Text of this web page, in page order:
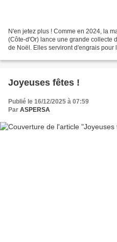
N'en jetez plus ! Comme en 2024, la
(Côte-d'Or) lance une grande collecte
de Noël. Elles serviront d'engrais pour
Joyeuses fêtes !
Publié le 16/12/2025 à 07:59
Par ASPERSA